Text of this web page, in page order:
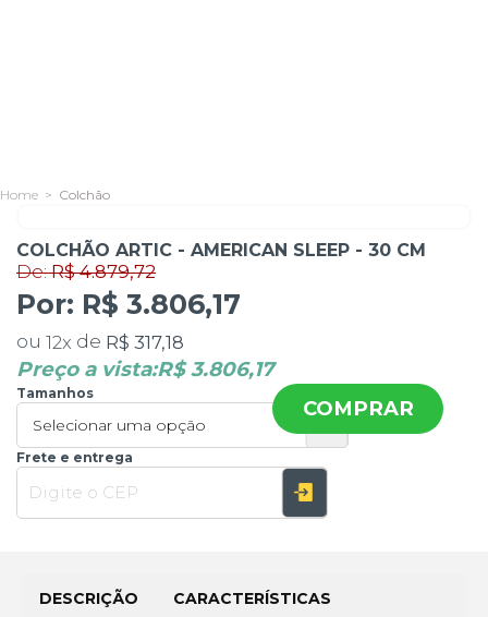
Colchão
COLCHÃO ARTIC - AMERICAN SLEEP - 30 CM
Por:R$ 3.806,17
ou de R$ 317,18
Preço a vista:R$ 3.806,17
Tamanhos
COMPRAR
Frete e entrega
DESCRIÇÃO CARACTERÍSTICAS